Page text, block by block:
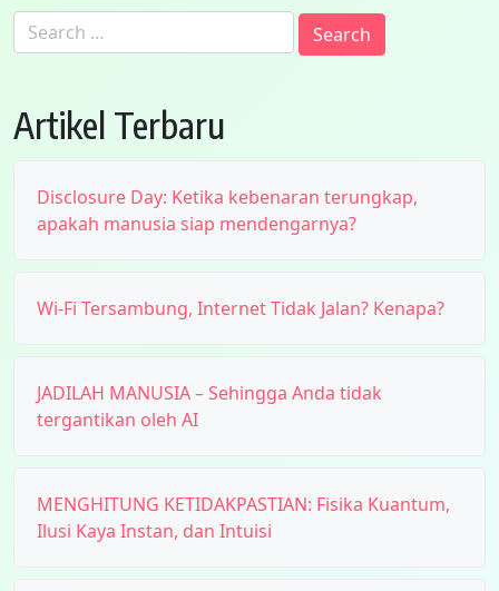
Search
for:
Artikel Terbaru
Disclosure Day: Ketika kebenaran terungkap,
apakah manusia siap mendengarnya?
Wi-Fi Tersambung, Internet Tidak Jalan? Kenapa?
JADILAH MANUSIA – Sehingga Anda tidak
tergantikan oleh AI
MENGHITUNG KETIDAKPASTIAN: Fisika Kuantum,
Ilusi Kaya Instan, dan Intuisi